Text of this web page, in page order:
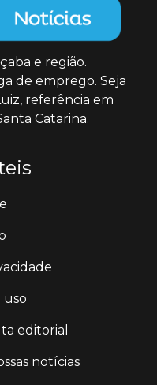
e região.
de emprego. Seja
referência em
Catarina.
uso
editorial
notícias